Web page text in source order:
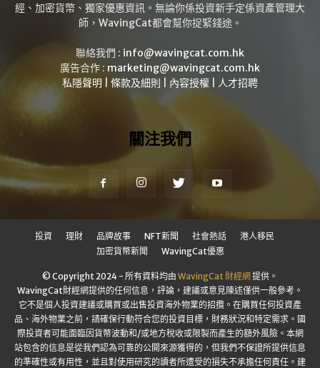
經、加密貨幣、獨家優惠資訊。無論你係投資新手定係資產管理大
師，WavingCat都會幫你捉緊錢途。
聯絡我們 : info@wavingcat.com.hk
廣告合作 : marketing@wavingcat.com.hk
私隱聲明
條款及細則 內容授權 人才招聘
關注我們
投資 理財 品牌故事 NFT新聞 社會熱話
港人移民
加密貨幣新聞
WavingCat優惠
© Copyright 2024 - 所有資料均由 WavingCat 財經網提供。
WavingCat財經網提供的任何信息，評論，建議或意見陳述僅供一般參考。
它不是個人投資建議或購買或出售投資海外物業的招攬。在購買任何投資產
品、海外物業之前，請確保行動符合您的投資目標，財務狀況和特定需求。國
際投資者可能面臨因貨幣波動和/或地方稅收或限製而產生的額外風險。本網
站包含的信息是從我們認為可靠的公開來源獲得的，但我們不保證所提供信息
的準確性或有用性，並且對使用研究的讀者所遭受的損失不承擔任何責任。建